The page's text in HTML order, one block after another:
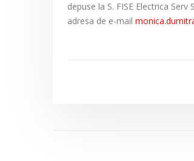
depuse la S. FISE Electrica
adresa de e-mail